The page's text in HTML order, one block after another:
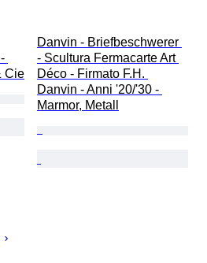
Cie
Danvin - Briefbeschwerer
- Scultura Fermacarte Art
Déco - Firmato F.H.
Danvin - Anni '20/'30 -
Marmor, Metall